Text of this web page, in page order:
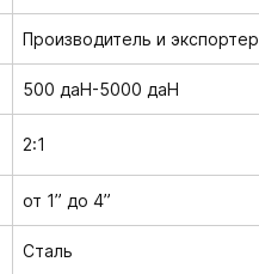
Производитель и экспортер
500 даН-5000 даН
2:1
от 1” до 4”
Сталь